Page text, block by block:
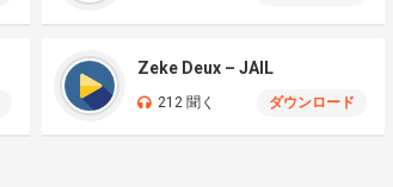
Zeke Deux – JAIL
212 聞く ダウンロード